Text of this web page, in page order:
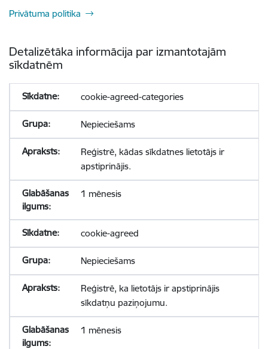
Privātuma politika
Detalizētāka informācija par izmantotajām
sīkdatnēm
cookie-agreed-categories
Nepieciešams
Reģistrē, kādas sīkdatnes lietotājs ir
apstiprinājis.
1 mēnesis
cookie-agreed
Nepieciešams
Reģistrē, ka lietotājs ir apstiprinājis
sīkdatņu paziņojumu.
1 mēnesis